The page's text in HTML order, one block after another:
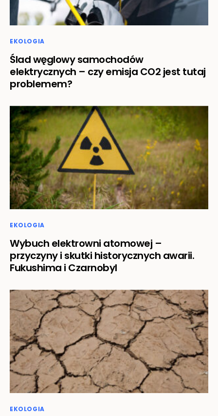
EKOLOGIA
Ślad węglowy samochodów
elektrycznych – czy emisja CO2 jest tutaj
problemem?
EKOLOGIA
Wybuch elektrowni atomowej –
przyczyny i skutki historycznych awarii.
Fukushima i Czarnobyl
EKOLOGIA